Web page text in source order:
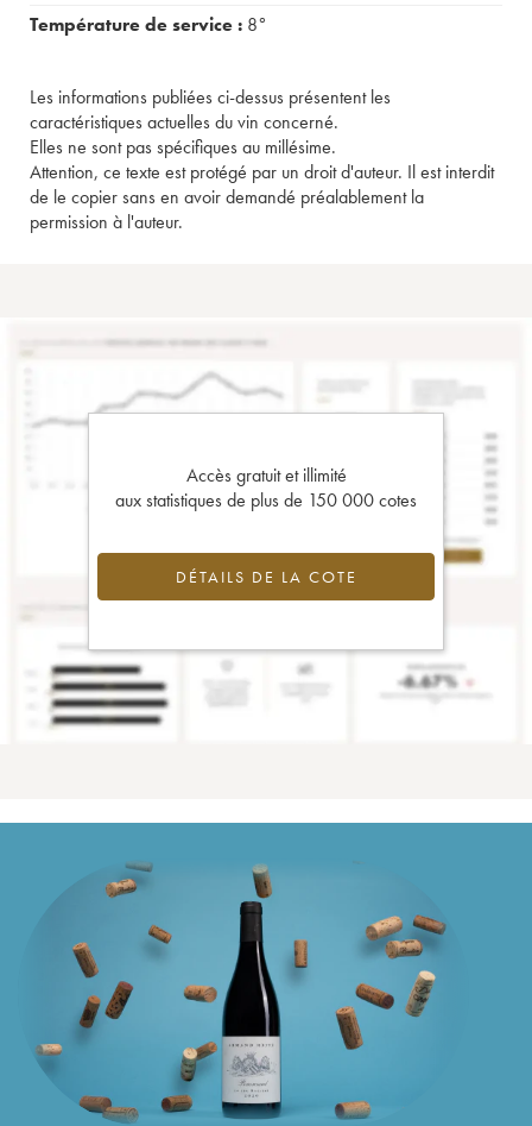
Température de service : 8°
Les informations publiées ci-dessus présentent les
caractéristiques actuelles du vin concerné.
Elles ne sont pas spécifiques au millésime.
Attention, ce texte est protégé par un droit d'auteur. Il est interdit
de le copier sans en avoir demandé préalablement la
permission à l'auteur.
Accès gratuit et illimité
aux statistiques de plus de 150 000 cotes
DÉTAILS DE LA COTE